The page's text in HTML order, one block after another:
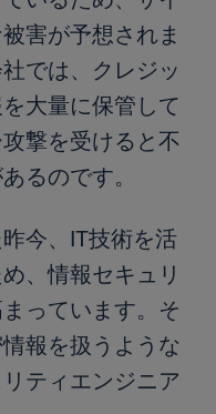
害が予想されま
では、クレジッ
大量に保管して
撃を受けると不
るのです。
今、IT技術を活
、情報セキュリ
っています。そ
報を扱うような
ティエンジニア